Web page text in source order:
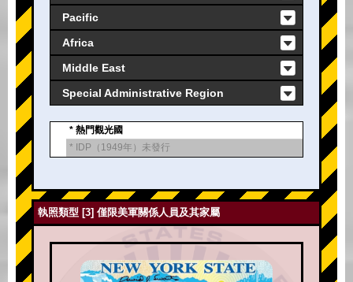
Pacific
Africa
Middle East
Special Administrative Region
* 熱門觀光國
* IDP（1949年）未發行
執照類型 [3] 僅限美軍關係人員及其家屬